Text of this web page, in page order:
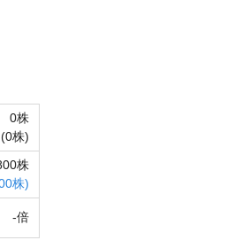
0株
(0株)
株
株)
-倍